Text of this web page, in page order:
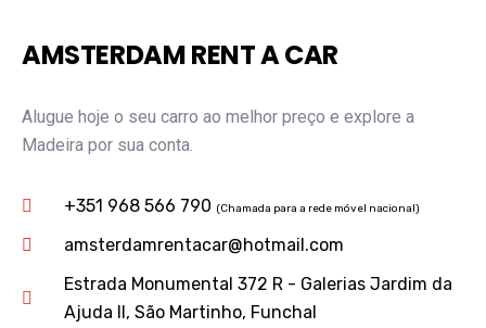
AMSTERDAM RENT A CAR
Alugue hoje o seu carro ao melhor preço e explore a
Madeira por sua conta.
+351 968 566 790 (Chamada para a rede móvel nacional)
amsterdamrentacar@hotmail.com
Estrada Monumental 372 R - Galerias Jardim da
Ajuda II, São Martinho, Funchal